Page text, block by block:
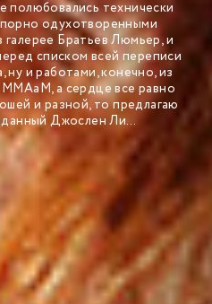
полюбовались технически
одухотворенными
Братьев Люмьер, и
списком всей переписи
и работами, конечно, из
ММАаМ, а сердце все равно
и разной, то предлагаю
Джослен Ли…